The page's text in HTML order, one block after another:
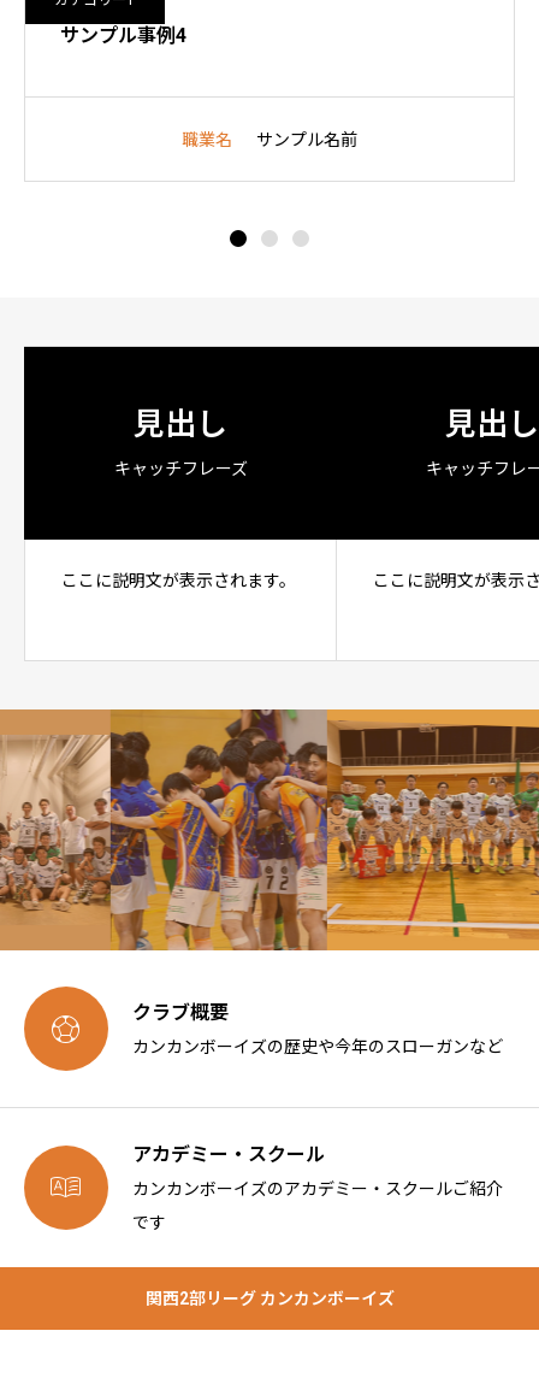
サンプル名前
見出し
キャッチフレーズ
ここに説明文が表示されます。
見出し
キャッチフレ
ここに説明文が表示
 クラブ概要
カンカンボーイズの歴史や今年のスローガンなど

アカデミー・スクール
カンカンボーイズのアカデミー・スクールご紹介
です
関西2部リーグ カンカンボーイズ